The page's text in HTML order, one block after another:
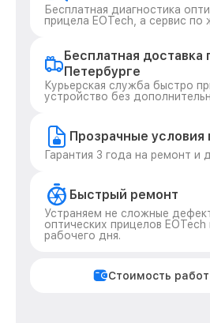
Бесплатная диагностика
прицела EOTech, а сервис по
Бесплатная доставка
Петербурге
Курьерская служба быстро
устройство без
Прозрачные условия
Гарантия 3 года на ремонт и
Быстрый ремонт
Устраняем не сложные
оптических прицелов EOTech
рабочего дня.
Стоимость работ